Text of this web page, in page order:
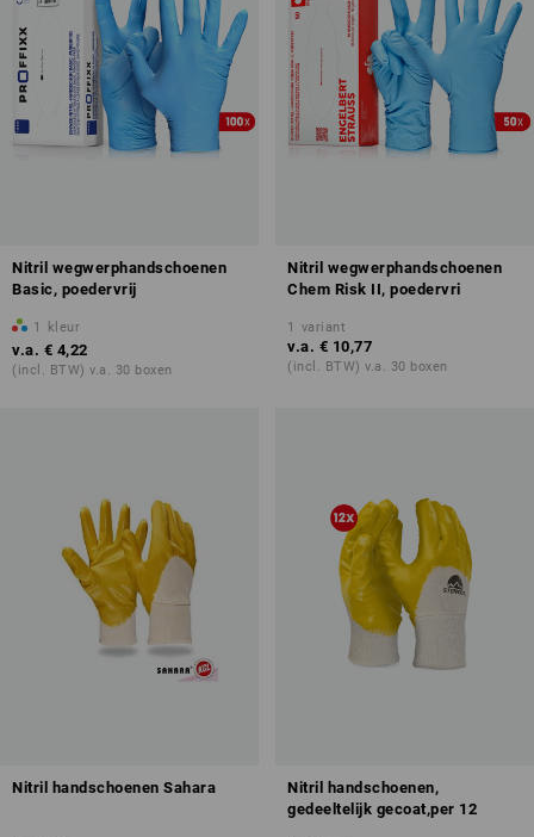
Nitril wegwerphandschoenen
Basic, poedervrij
1 kleur
v.a. € 4,22
(incl. BTW) v.a. 30 boxen
Nitril wegwerphandschoenen
Chem Risk II, poedervri
1 variant
v.a. € 10,77
(incl. BTW) v.a. 30 boxen
Nitril handschoenen Sahara
Nitril handschoenen,
gedeeltelijk gecoat,per 12